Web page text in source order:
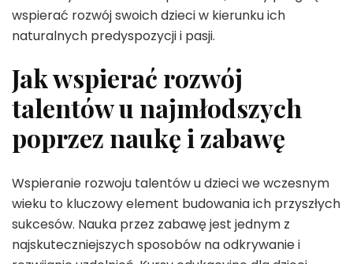
wspierać rozwój swoich dzieci w kierunku ich
naturalnych predyspozycji i pasji.
Jak wspierać rozwój
talentów u najmłodszych
poprzez naukę i zabawę
Wspieranie rozwoju talentów u dzieci we wczesnym
wieku to kluczowy element budowania ich przyszłych
sukcesów. Nauka przez zabawę jest jednym z
najskuteczniejszych sposobów na odkrywanie i